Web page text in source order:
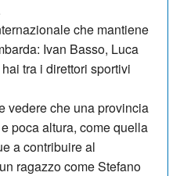
che mantiene
Ivan Basso, Luca
tra i direttori sportivi
vedere che una provincia
poca altura, come quella
a contribuire al
ragazzo come Stefano